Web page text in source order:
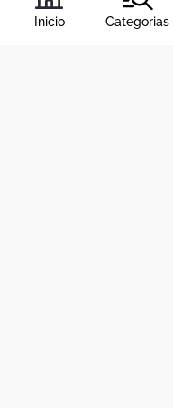
Inicio Categorias
condiciones
, y nuestra